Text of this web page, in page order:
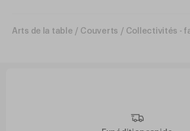
Arts de la table / Couverts / Collectivités -